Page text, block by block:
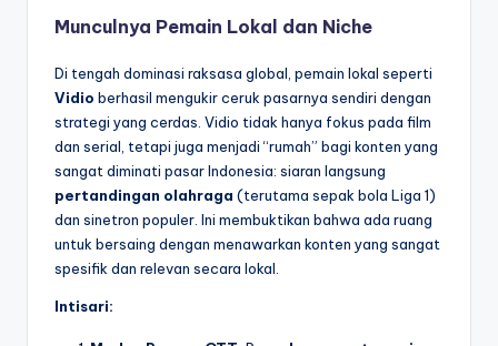
Munculnya Pemain Lokal dan Niche
Di tengah dominasi raksasa global, pemain lokal seperti
Vidio berhasil mengukir ceruk pasarnya sendiri dengan
strategi yang cerdas. Vidio tidak hanya fokus pada film
dan serial, tetapi juga menjadi “rumah” bagi konten yang
sangat diminati pasar Indonesia: siaran langsung
pertandingan olahraga (terutama sepak bola Liga 1)
dan sinetron populer. Ini membuktikan bahwa ada ruang
untuk bersaing dengan menawarkan konten yang sangat
spesifik dan relevan secara lokal.
Intisari: